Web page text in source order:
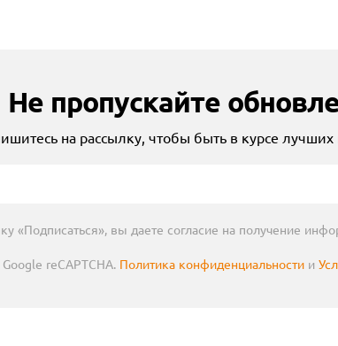
Не пропускайте
на рассылку, чтобы быть в курсе
«Подписаться», вы даете согласие на получение
reCAPTCHA. Политика конфиденциальностии